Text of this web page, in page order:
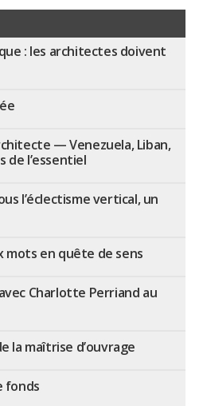
: les architectes doivent
— Venezuela, Liban,
de l’essentiel
l’éclectisme vertical, un
mots en quête de sens
Charlotte Perriand au
la maîtrise d’ouvrage
fonds